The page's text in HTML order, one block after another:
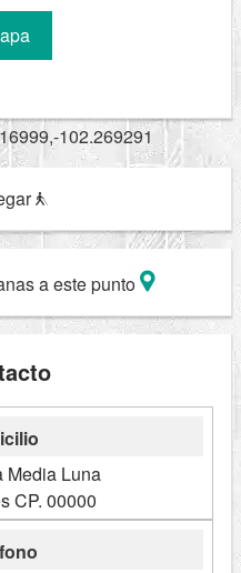
102.269291
a este punto
Media Luna
CP. 00000